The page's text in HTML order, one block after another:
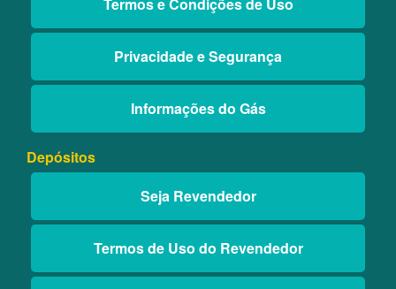
Privacidade e Segurança
Informações do Gás
Depósitos
Seja Revendedor
Termos de Uso do Revendedor